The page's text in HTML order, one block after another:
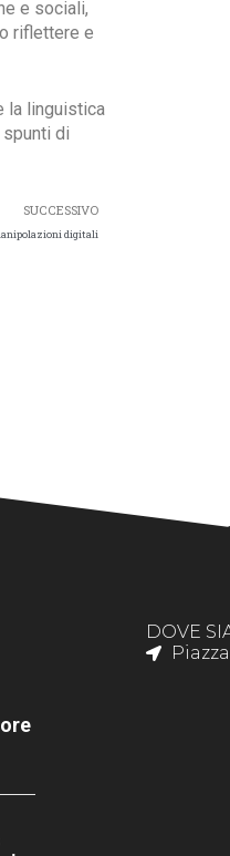
e sociali,
riflettere e
la linguistica
di
SUCCESSIVO
digitali
DOVE